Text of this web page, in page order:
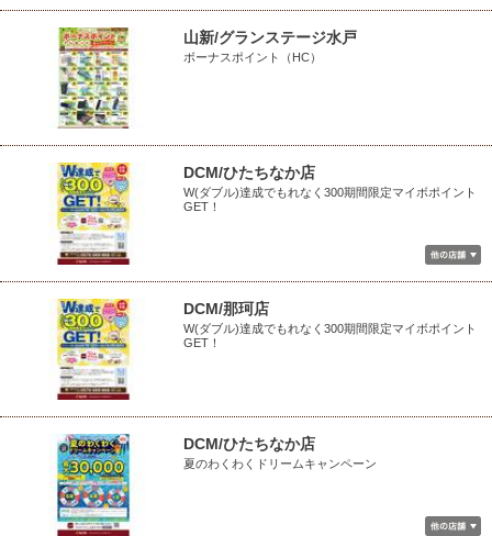
山新/グランステージ水戸
ボーナスポイント（HC）
DCM/ひたちなか店
W(ダブル)達成でもれなく300期間限定マイボポイント
GET！
DCM/那珂店
W(ダブル)達成でもれなく300期間限定マイボポイント
GET！
DCM/ひたちなか店
夏のわくわくドリームキャンペーン